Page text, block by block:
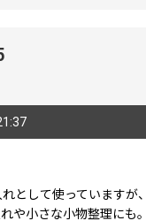
として使っていますが
や小さな小物整理にも